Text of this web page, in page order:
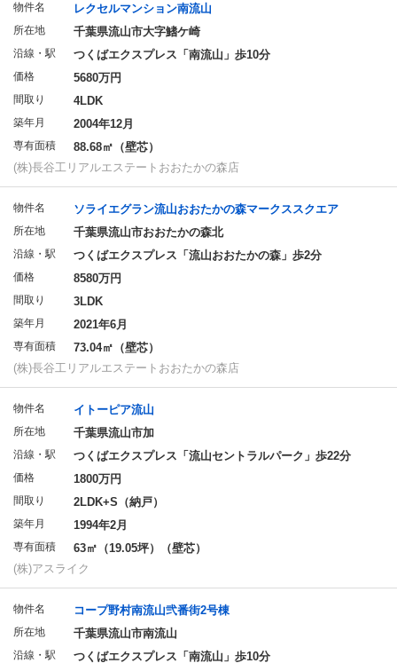
物件名 レクセルマンション南流山
所在地 千葉県流山市大字鰭ケ崎
沿線・駅 つくばエクスプレス「南流山」歩10分
価格 5680万円
間取り 4LDK
築年月 2004年12月
専有面積
88.68㎡（壁芯）
(株)長谷工リアルエステートおおたかの森店
物件名 ソライエグラン流山おおたかの森マークススクエア
所在地 千葉県流山市おおたかの森北
沿線・駅 つくばエクスプレス「流山おおたかの森」歩2分
価格 8580万円
間取り 3LDK
築年月 2021年6月
専有面積
73.04㎡（壁芯）
(株)長谷工リアルエステートおおたかの森店
物件名 イトーピア流山
所在地 千葉県流山市加
沿線・駅 つくばエクスプレス「流山セントラルパーク」歩22分
価格 1800万円
間取り 2LDK+S（納戸）
築年月 1994年2月
専有面積
63㎡（19.05坪）（壁芯）
(株)アスライク
物件名 コープ野村南流山弐番街2号棟
所在地 千葉県流山市南流山
沿線・駅 つくばエクスプレス「南流山」歩10分